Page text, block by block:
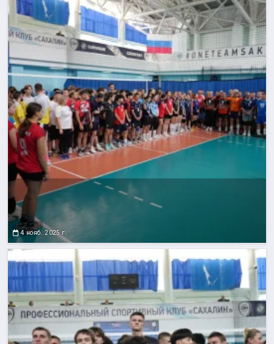
4 нояб. 2025 г.